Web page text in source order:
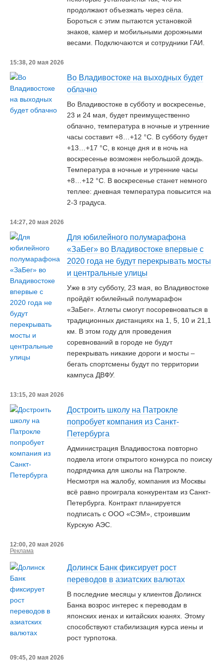
продолжают объезжать через сёла.
Бороться с этим пытаются установкой
знаков, камер и мобильными дорожными
весами. Подключаются и сотрудники ГАИ.
15:38, 20 мая 2026
Во Владивостоке на выходных будет
облачно
Во Владивостоке в субботу и воскресенье,
23 и 24 мая, будет преимущественно
облачно, температура в ночные и утренние
часы составит +8…+12 °С. В субботу будет
+13…+17 °С, в конце дня и в ночь на
воскресенье возможен небольшой дождь.
Температура в ночные и утренние часы
+8…+12 °С. В воскресенье станет немного
теплее: дневная температура повысится на
2-3 градуса.
14:27, 20 мая 2026
Для юбилейного полумарафона
«ЗаБег» во Владивостоке впервые с
2020 года не будут перекрывать мосты
и центральные улицы
Уже в эту субботу, 23 мая, во Владивостоке
пройдёт юбилейный полумарафон
«ЗаБег». Атлеты смогут посоревноваться в
традиционных дистанциях на 1, 5, 10 и 21,1
км. В этом году для проведения
соревнований в городе не будут
перекрывать никакие дороги и мосты –
бегать спортсмены будут по территории
кампуса ДВФУ.
13:15, 20 мая 2026
Достроить школу на Патрокле
попробует компания из Санкт-
Петербурга
Администрация Владивостока повторно
подвела итоги открытого конкурса по поиску
подрядчика для школы на Патрокле.
Несмотря на жалобу, компания из Москвы
всё равно проиграла конкурентам из Санкт-
Петербурга. Контракт планируется
подписать с ООО «СЭМ», строившим
Курскую АЭС.
12:00, 20 мая 2026
Реклама
Долинск Банк фиксирует рост
переводов в азиатских валютах
В последние месяцы у клиентов Долинск
Банка возрос интерес к переводам в
японских иенах и китайских юанях. Этому
способствуют стабилизация курса иены и
рост турпотока.
09:45, 20 мая 2026